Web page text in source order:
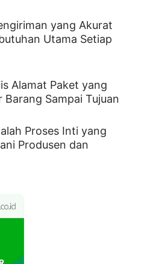
yang Akurat
Utama Setiap
Alamat Paket yang
Barang Sampai Tujuan
Proses Inti yang
Produsen dan